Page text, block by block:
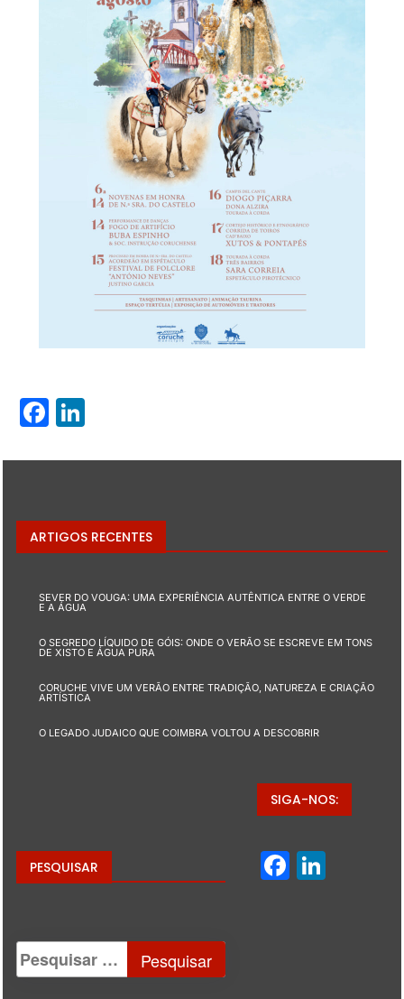
Facebook
ARTIGOS RECENTES
SEVER DO VOUGA: UMA EXPERIÊNCIA AUTÊNTICA ENTRE O VERDE
E A ÁGUA
O SEGREDO LÍQUIDO DE GÓIS: ONDE O VERÃO SE ESCREVE EM TONS
DE XISTO E ÁGUA PURA
CORUCHE VIVE UM VERÃO ENTRE TRADIÇÃO, NATUREZA E CRIAÇÃO
ARTÍSTICA
O LEGADO JUDAICO QUE COIMBRA VOLTOU A DESCOBRIR
PESQUISAR
SIGA-NOS: